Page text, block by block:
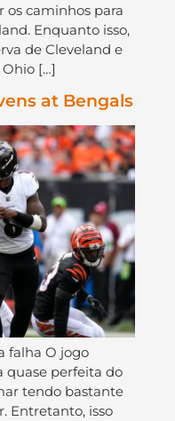
os caminhos para
Enquanto isso,
de Cleveland e
[…]
at Bengals
falha O jogo
quase perfeita do
tendo bastante
Entretanto, isso